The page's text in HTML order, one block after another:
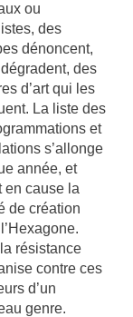
ou
des
dénoncent,
des
d’art qui les
La liste des
et
s’allonge
année, et
en cause la
de création
résistance
contre ces
d’un
genre.